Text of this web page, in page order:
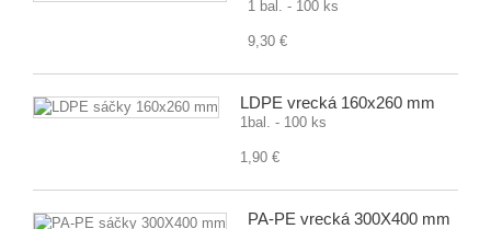
1 bal. - 100 ks
9,30 €
LDPE vrecká 160x260 mm
1bal. - 100 ks
1,90 €
PA-PE vrecká 300X400 mm